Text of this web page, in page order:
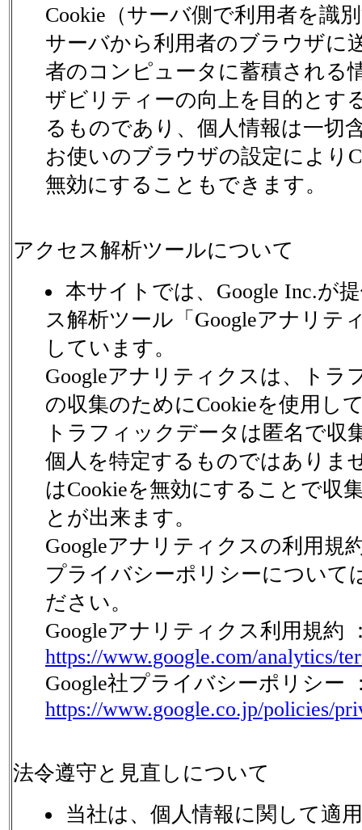
Cookie（サーバ側で利用者を識
サーバから利用者のブラウザに
者のコンピュータに蓄積される
ザビリティーの向上を目的とす
るものであり、個人情報は一切
お使いのブラウザの設定により
無効にすることもできます。
アクセス解析ツールについて
本サイトでは、Google Inc.が
ス解析ツール「Googleアナリテ
しています。
Googleアナリティクスは、トラ
の収集のためにCookieを使用し
トラフィックデータは匿名で収
個人を特定するものではありま
はCookieを無効にすることで収
とが出来ます。
Googleアナリティクスの利用規
プライバシーポリシーについて
ださい。
Googleアナリティクス利用規約
https://www.google.com/analytics/
Google社プライバシーポリシー
https://www.google.co.jp/policies/
法令遵守と見直しについて
当社は、個人情報に関して適